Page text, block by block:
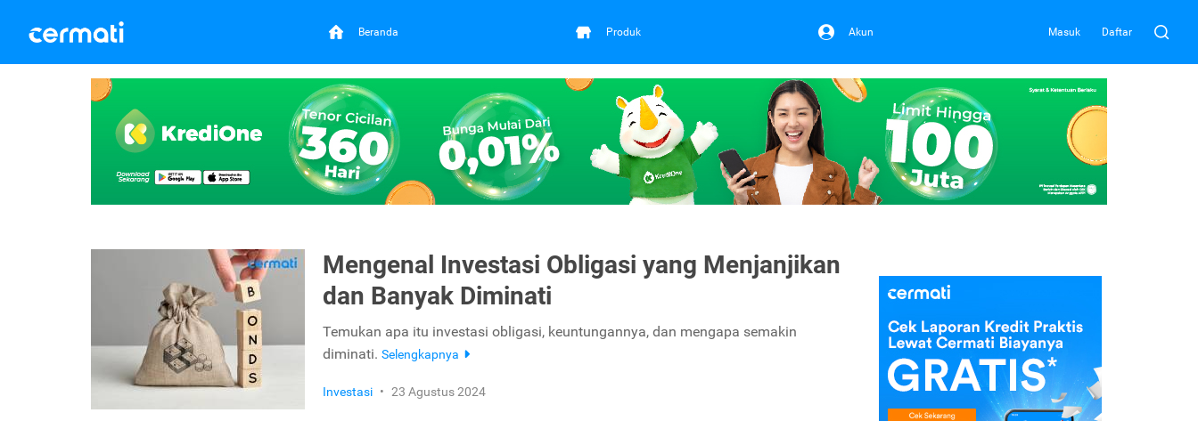
Beranda Produk Akun Masuk Daftar
Mengenal Investasi Obligasi yang Menjanjikan
dan Banyak Diminati
Temukan apa itu investasi obligasi, keuntungannya, dan mengapa semakin
diminati. Selengkapnya
Investasi • 23 Agustus 2024